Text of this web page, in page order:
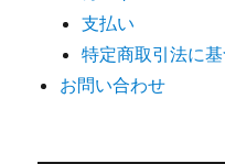
支払い
特定商取引法に
お問い合わせ